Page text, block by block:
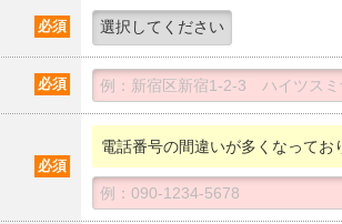
必須
必須
必須
電話番号の間違いが多くなって